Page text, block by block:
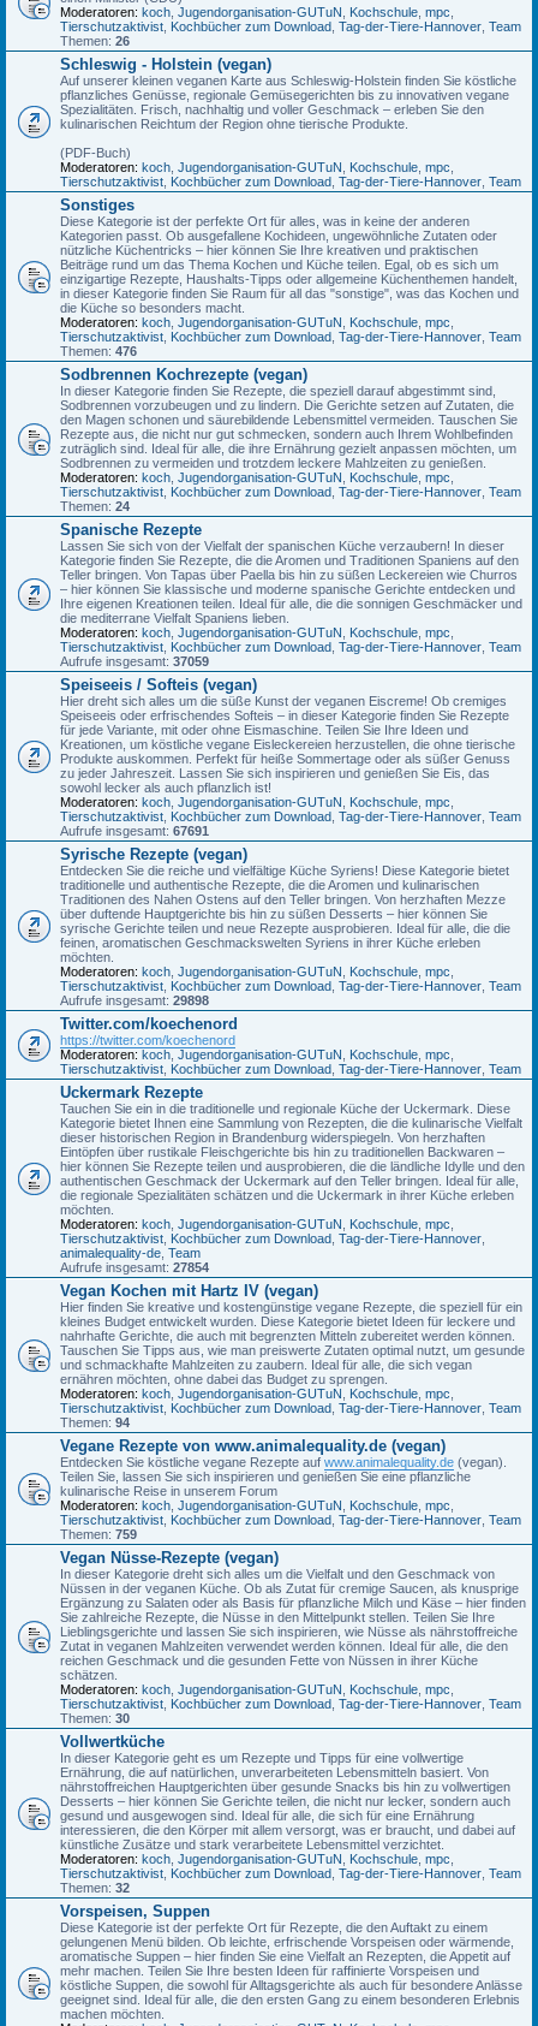
Moderatoren: koch Jugendorganisation-GUTuN Kochschule mpc
Tierschutzaktivist Kochbücher zum Download Tag-der-Tiere-Hannover Team
Themen: 26
Schleswig - Holstein (vegan)
Auf unserer kleinen veganen Karte aus Schleswig-Holstein finden Sie köstliche
pflanzliches Genüsse, regionale Gemüsegerichten bis zu innovativen vegane
Spezialitäten. Frisch, nachhaltig und voller Geschmack – erleben Sie den
kulinarischen Reichtum der Region ohne tierische Produkte.
(PDF-Buch)
Moderatoren: koch Jugendorganisation-GUTuN Kochschule mpc
Tierschutzaktivist Kochbücher zum Download Tag-der-Tiere-Hannover Team
Sonstiges
Diese Kategorie ist der perfekte Ort für alles, was in keine der anderen
Kategorien passt. Ob ausgefallene Kochideen, ungewöhnliche Zutaten oder
nützliche Küchentricks – hier können Sie Ihre kreativen und praktischen
Beiträge rund um das Thema Kochen und Küche teilen. Egal, ob es sich um
einzigartige Rezepte, Haushalts-Tipps oder allgemeine Küchenthemen handelt,
in dieser Kategorie finden Sie Raum für all das "sonstige", was das Kochen und
die Küche so besonders macht.
Moderatoren: koch Jugendorganisation-GUTuN Kochschule mpc
Tierschutzaktivist Kochbücher zum Download Tag-der-Tiere-Hannover Team
Themen: 476
Sodbrennen Kochrezepte (vegan)
In dieser Kategorie finden Sie Rezepte, die speziell darauf abgestimmt sind,
Sodbrennen vorzubeugen und zu lindern. Die Gerichte setzen auf Zutaten, die
den Magen schonen und säurebildende Lebensmittel vermeiden. Tauschen Sie
Rezepte aus, die nicht nur gut schmecken, sondern auch Ihrem Wohlbefinden
zuträglich sind. Ideal für alle, die ihre Ernährung gezielt anpassen möchten, um
Sodbrennen zu vermeiden und trotzdem leckere Mahlzeiten zu genießen.
Moderatoren: koch Jugendorganisation-GUTuN Kochschule mpc
Tierschutzaktivist Kochbücher zum Download Tag-der-Tiere-Hannover Team
Themen: 24
Spanische Rezepte
Lassen Sie sich von der Vielfalt der spanischen Küche verzaubern! In dieser
Kategorie finden Sie Rezepte, die die Aromen und Traditionen Spaniens auf den
Teller bringen. Von Tapas über Paella bis hin zu süßen Leckereien wie Churros
– hier können Sie klassische und moderne spanische Gerichte entdecken und
Ihre eigenen Kreationen teilen. Ideal für alle, die die sonnigen Geschmäcker und
die mediterrane Vielfalt Spaniens lieben.
Moderatoren: koch Jugendorganisation-GUTuN Kochschule mpc
Tierschutzaktivist Kochbücher zum Download Tag-der-Tiere-Hannover Team
Aufrufe insgesamt: 37059
Speiseeis / Softeis (vegan)
Hier dreht sich alles um die süße Kunst der veganen Eiscreme! Ob cremiges
Speiseeis oder erfrischendes Softeis – in dieser Kategorie finden Sie Rezepte
für jede Variante, mit oder ohne Eismaschine. Teilen Sie Ihre Ideen und
Kreationen, um köstliche vegane Eisleckereien herzustellen, die ohne tierische
Produkte auskommen. Perfekt für heiße Sommertage oder als süßer Genuss
zu jeder Jahreszeit. Lassen Sie sich inspirieren und genießen Sie Eis, das
sowohl lecker als auch pflanzlich ist!
Moderatoren: koch Jugendorganisation-GUTuN Kochschule mpc
Tierschutzaktivist Kochbücher zum Download Tag-der-Tiere-Hannover Team
Aufrufe insgesamt: 67691
Syrische Rezepte (vegan)
Entdecken Sie die reiche und vielfältige Küche Syriens! Diese Kategorie bietet
traditionelle und authentische Rezepte, die die Aromen und kulinarischen
Traditionen des Nahen Ostens auf den Teller bringen. Von herzhaften Mezze
über duftende Hauptgerichte bis hin zu süßen Desserts – hier können Sie
syrische Gerichte teilen und neue Rezepte ausprobieren. Ideal für alle, die die
feinen, aromatischen Geschmackswelten Syriens in ihrer Küche erleben
möchten.
Moderatoren: koch Jugendorganisation-GUTuN Kochschule mpc
Tierschutzaktivist Kochbücher zum Download Tag-der-Tiere-Hannover Team
Aufrufe insgesamt: 29898
Twitter.com/koechenord
https://twitter.com/koechenord
Moderatoren: koch Jugendorganisation-GUTuN Kochschule mpc
Tierschutzaktivist Kochbücher zum Download Tag-der-Tiere-Hannover Team
Uckermark Rezepte
Tauchen Sie ein in die traditionelle und regionale Küche der Uckermark. Diese
Kategorie bietet Ihnen eine Sammlung von Rezepten, die die kulinarische Vielfalt
dieser historischen Region in Brandenburg widerspiegeln. Von herzhaften
Eintöpfen über rustikale Fleischgerichte bis hin zu traditionellen Backwaren –
hier können Sie Rezepte teilen und ausprobieren, die die ländliche Idylle und den
authentischen Geschmack der Uckermark auf den Teller bringen. Ideal für alle,
die regionale Spezialitäten schätzen und die Uckermark in ihrer Küche erleben
möchten.
Moderatoren: koch Jugendorganisation-GUTuN Kochschule mpc
Tierschutzaktivist Kochbücher zum Download Tag-der-Tiere-Hannover
animalequality-de Team
Aufrufe insgesamt: 27854
Vegan Kochen mit Hartz IV (vegan)
Hier finden Sie kreative und kostengünstige vegane Rezepte, die speziell für ein
kleines Budget entwickelt wurden. Diese Kategorie bietet Ideen für leckere und
nahrhafte Gerichte, die auch mit begrenzten Mitteln zubereitet werden können.
Tauschen Sie Tipps aus, wie man preiswerte Zutaten optimal nutzt, um gesunde
und schmackhafte Mahlzeiten zu zaubern. Ideal für alle, die sich vegan
ernähren möchten, ohne dabei das Budget zu sprengen.
Moderatoren: koch Jugendorganisation-GUTuN Kochschule mpc
Tierschutzaktivist Kochbücher zum Download Tag-der-Tiere-Hannover Team
Themen: 94
Vegane Rezepte von www.animalequality.de (vegan)
Entdecken Sie köstliche vegane Rezepte auf www.animalequality.de (vegan).
Teilen Sie, lassen Sie sich inspirieren und genießen Sie eine pflanzliche
kulinarische Reise in unserem Forum
Moderatoren: koch Jugendorganisation-GUTuN Kochschule mpc
Tierschutzaktivist Kochbücher zum Download Tag-der-Tiere-Hannover Team
Themen: 759
Vegan Nüsse-Rezepte (vegan)
In dieser Kategorie dreht sich alles um die Vielfalt und den Geschmack von
Nüssen in der veganen Küche. Ob als Zutat für cremige Saucen, als knusprige
Ergänzung zu Salaten oder als Basis für pflanzliche Milch und Käse – hier finden
Sie zahlreiche Rezepte, die Nüsse in den Mittelpunkt stellen. Teilen Sie Ihre
Lieblingsgerichte und lassen Sie sich inspirieren, wie Nüsse als nährstoffreiche
Zutat in veganen Mahlzeiten verwendet werden können. Ideal für alle, die den
reichen Geschmack und die gesunden Fette von Nüssen in ihrer Küche
schätzen.
Moderatoren: koch Jugendorganisation-GUTuN Kochschule mpc
Tierschutzaktivist Kochbücher zum Download Tag-der-Tiere-Hannover Team
Themen: 30
Vollwertküche
In dieser Kategorie geht es um Rezepte und Tipps für eine vollwertige
Ernährung, die auf natürlichen, unverarbeiteten Lebensmitteln basiert. Von
nährstoffreichen Hauptgerichten über gesunde Snacks bis hin zu vollwertigen
Desserts – hier können Sie Gerichte teilen, die nicht nur lecker, sondern auch
gesund und ausgewogen sind. Ideal für alle, die sich für eine Ernährung
interessieren, die den Körper mit allem versorgt, was er braucht, und dabei auf
künstliche Zusätze und stark verarbeitete Lebensmittel verzichtet.
Moderatoren: koch Jugendorganisation-GUTuN Kochschule mpc
Tierschutzaktivist Kochbücher zum Download Tag-der-Tiere-Hannover Team
Themen: 32
Vorspeisen, Suppen
Diese Kategorie ist der perfekte Ort für Rezepte, die den Auftakt zu einem
gelungenen Menü bilden. Ob leichte, erfrischende Vorspeisen oder wärmende,
aromatische Suppen – hier finden Sie eine Vielfalt an Rezepten, die Appetit auf
mehr machen. Teilen Sie Ihre besten Ideen für raffinierte Vorspeisen und
köstliche Suppen, die sowohl für Alltagsgerichte als auch für besondere Anlässe
geeignet sind. Ideal für alle, die den ersten Gang zu einem besonderen Erlebnis
machen möchten.